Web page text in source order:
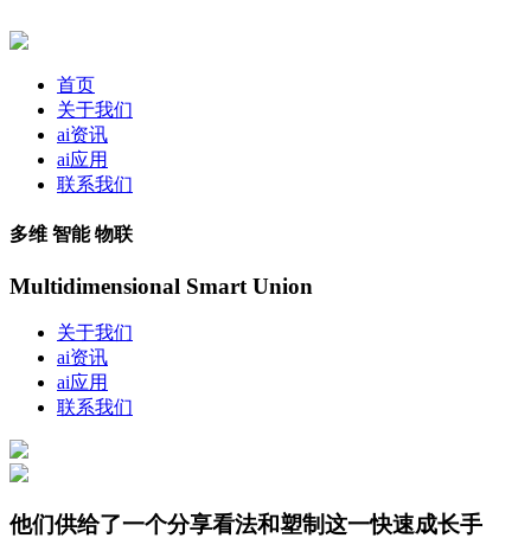
首页
关于我们
ai资讯
ai应用
联系我们
多维 智能 物联
Multidimensional Smart Union
关于我们
ai资讯
ai应用
联系我们
他们供给了一个分享看法和塑制这一快速成长手